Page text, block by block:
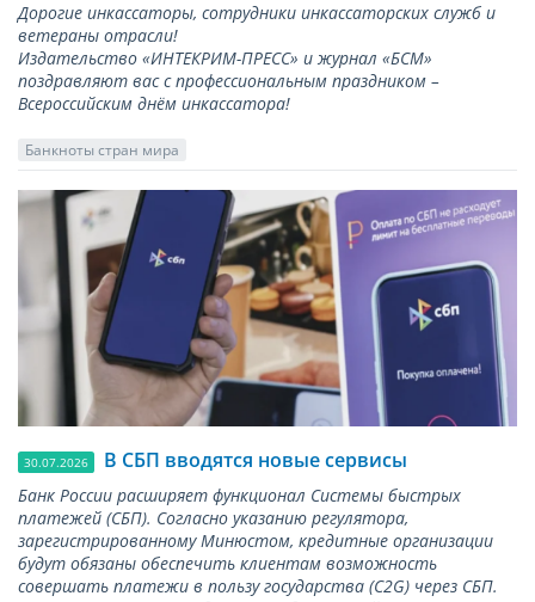
Дорогие инкассаторы, сотрудники инкассаторских служб и
ветераны отрасли!
Издательство «ИНТЕКРИМ-ПРЕСС» и журнал «БСМ»
поздравляют вас с профессиональным праздником –
Всероссийским днём инкассатора!
Банкноты стран мира
30.07.2026 В СБП вводятся новые сервисы
Банк России расширяет функционал Системы быстрых
платежей (СБП). Согласно указанию регулятора,
зарегистрированному Минюстом, кредитные организации
будут обязаны обеспечить клиентам возможность
совершать платежи в пользу государства (С2G) через СБП.